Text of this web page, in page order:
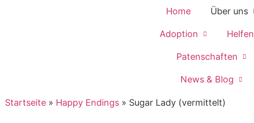
Home Über uns
Adoption Helfen
Patenschaften
News & Blog
Startseite » Happy Endings » Sugar Lady (vermittelt)